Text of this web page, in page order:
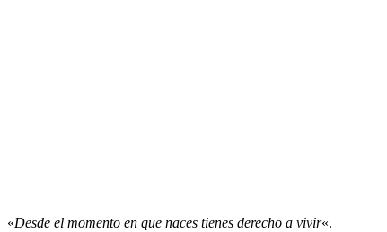
«Desde el momento en que naces tienes derecho a vivir«.